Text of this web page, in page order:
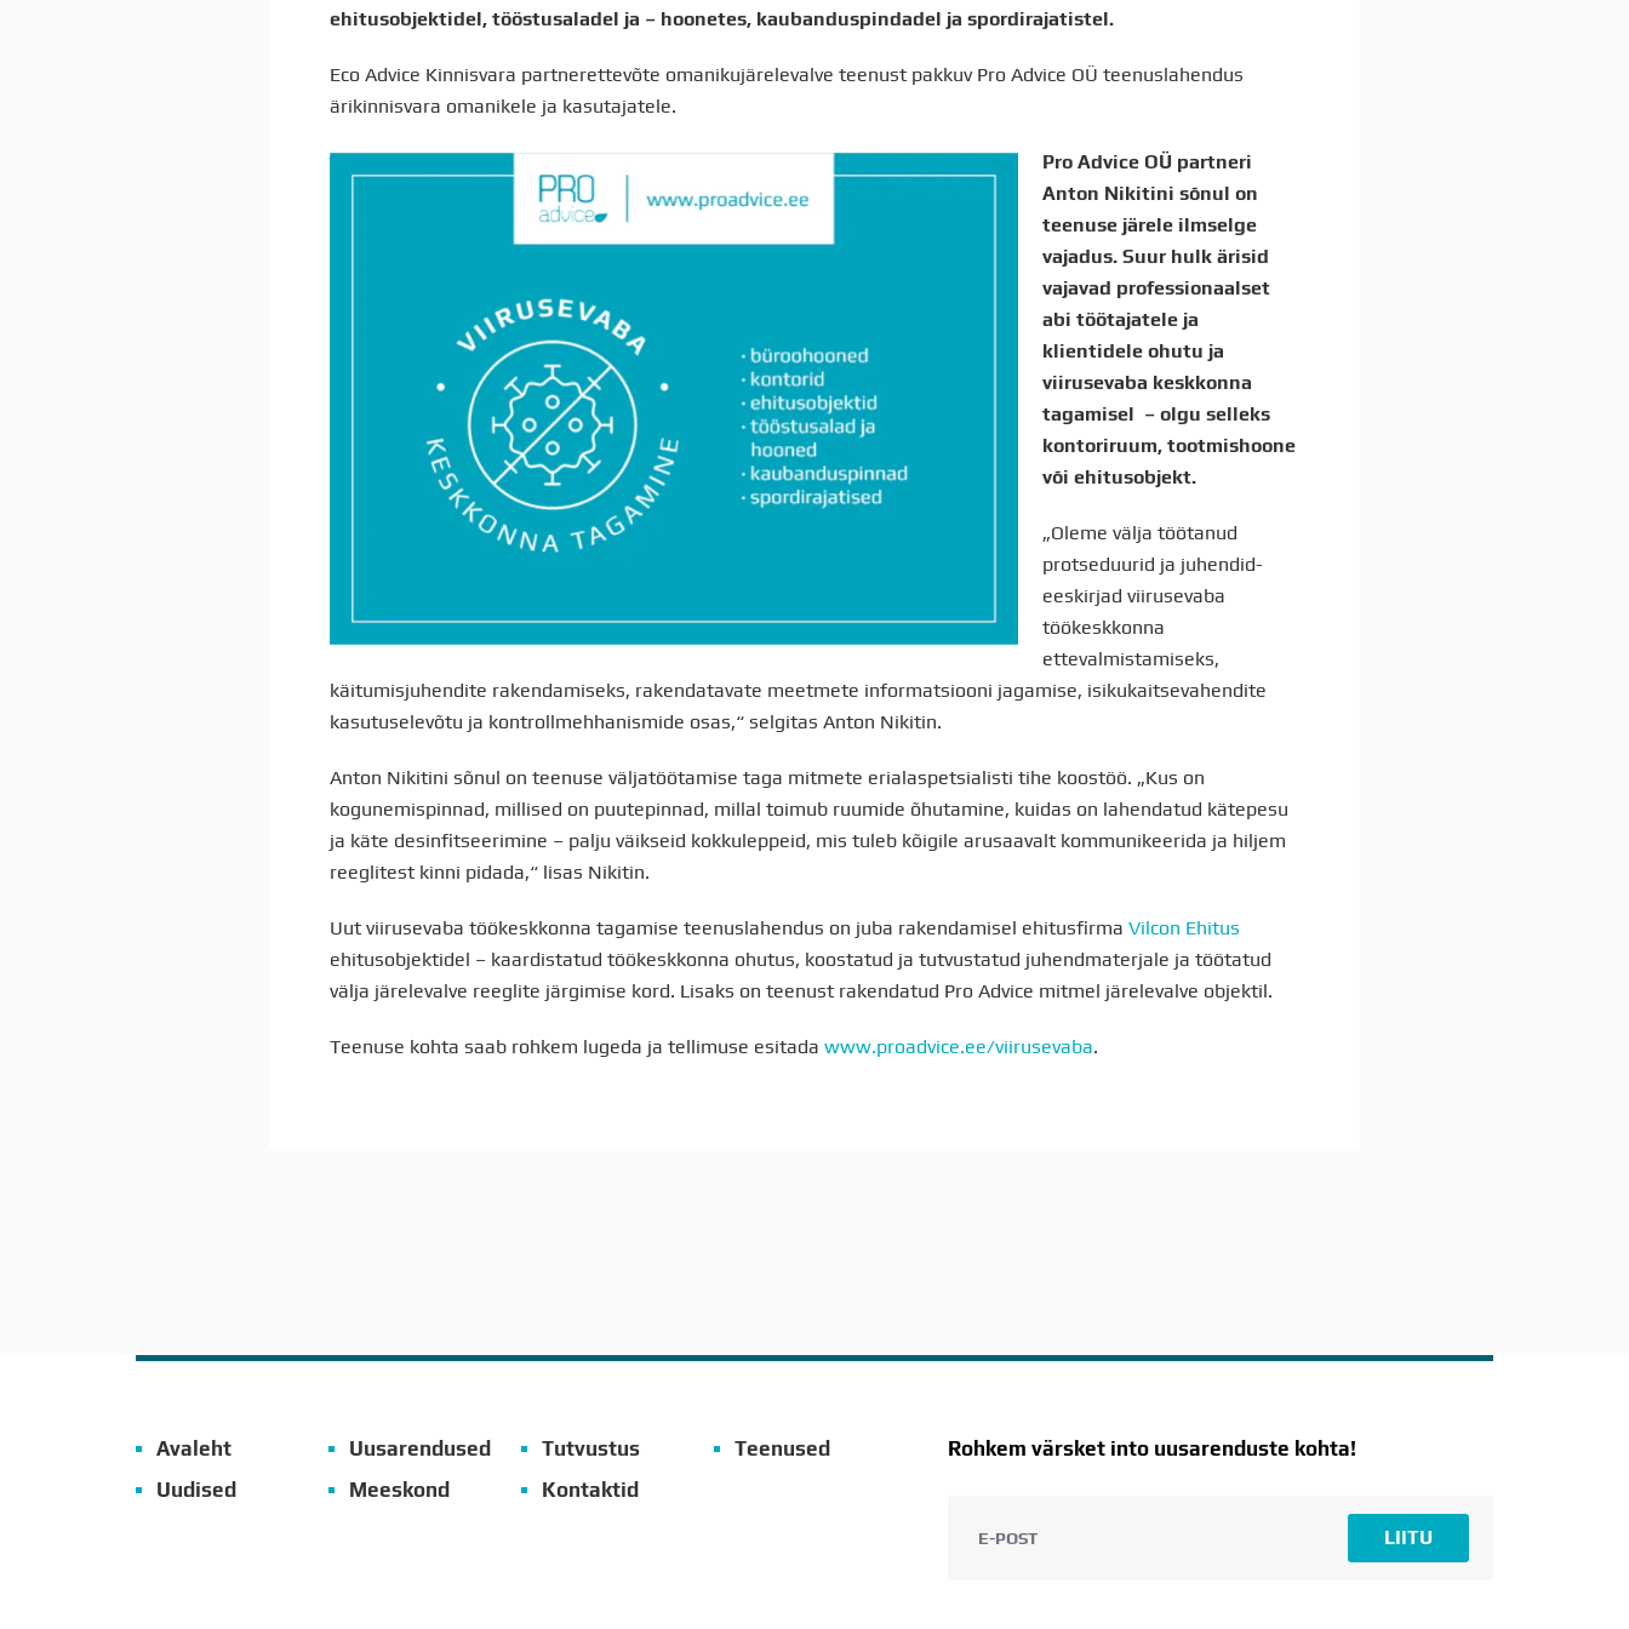
ehitusobjektidel, tööstusaladel ja – hoonetes, kaubanduspindadel ja spordirajatistel.
Eco Advice Kinnisvara partnerettevõte omanikujärelevalve teenust pakkuv Pro Advice OÜ teenuslahendus
ärikinnisvara omanikele ja kasutajatele.
Pro Advice OÜ partneri
Anton Nikitini sõnul on
teenuse järele ilmselge
vajadus. Suur hulk ärisid
vajavad professionaalset
abi töötajatele ja
klientidele ohutu ja
viirusevaba keskkonna
tagamisel – olgu selleks
kontoriruum, tootmishoone
või ehitusobjekt.
„Oleme välja töötanud
protseduurid ja juhendid-
eeskirjad viirusevaba
töökeskkonna
ettevalmistamiseks,
käitumisjuhendite rakendamiseks, rakendatavate meetmete informatsiooni jagamise, isikukaitsevahendite
kasutuselevõtu ja kontrollmehhanismide osas,“ selgitas Anton Nikitin.
Anton Nikitini sõnul on teenuse väljatöötamise taga mitmete erialaspetsialisti tihe koostöö. „Kus on
kogunemispinnad, millised on puutepinnad, millal toimub ruumide õhutamine, kuidas on lahendatud kätepesu
ja käte desinfitseerimine – palju väikseid kokkuleppeid, mis tuleb kõigile arusaavalt kommunikeerida ja hiljem
reeglitest kinni pidada,“ lisas Nikitin.
Uut viirusevaba töökeskkonna tagamise teenuslahendus on juba rakendamisel ehitusfirma Vilcon Ehitus
ehitusobjektidel – kaardistatud töökeskkonna ohutus, koostatud ja tutvustatud juhendmaterjale ja töötatud
välja järelevalve reeglite järgimise kord. Lisaks on teenust rakendatud Pro Advice mitmel järelevalve objektil.
Teenuse kohta saab rohkem lugeda ja tellimuse esitada www.proadvice.ee/viirusevaba.
Avaleht Uusarendused Tutvustus
Teenused
Uudised
Meeskond Kontaktid
Rohkem värsket into uusarenduste kohta!
LIITU